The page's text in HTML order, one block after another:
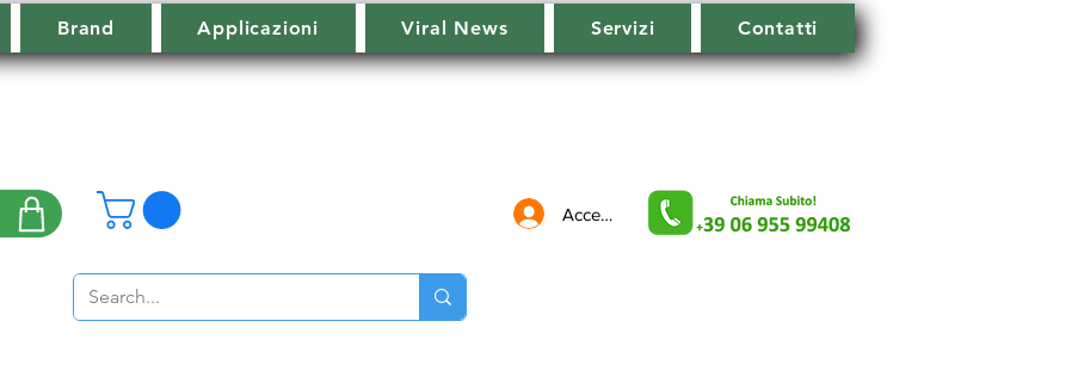
Brand Applicazioni Viral News Servizi Contatti
Accedi